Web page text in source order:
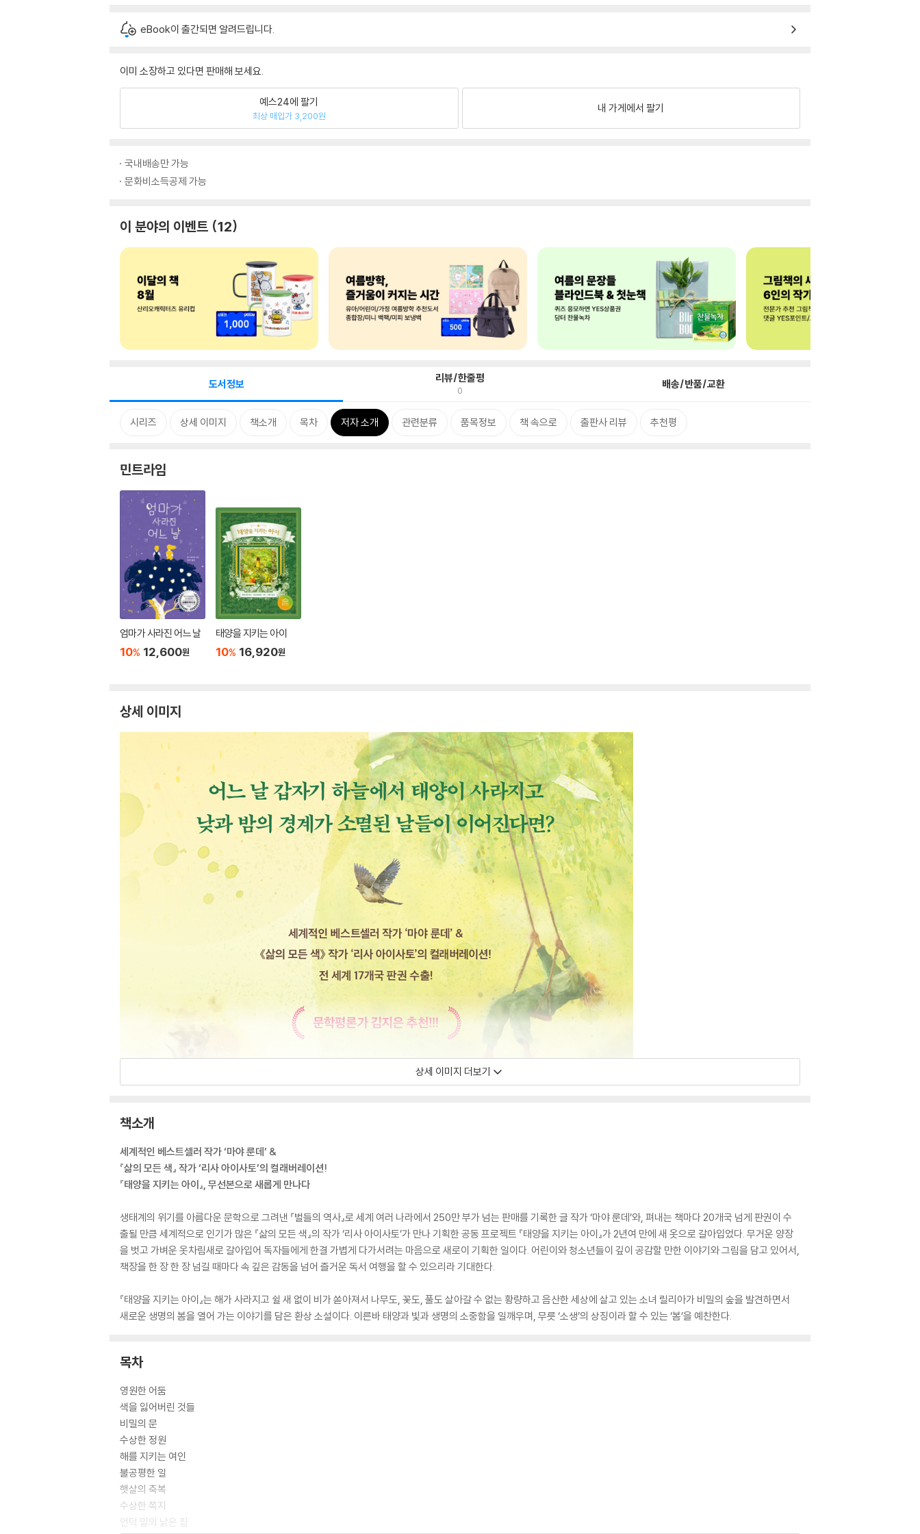
eBook이 출간되면 알려드립니다.
이미 소장하고 있다면 판매해 보세요.
예스24에 팔기
최상 매입가 3,200원
내 가게에서 팔기
국내배송만 가능
문화비소득공제 가능
이 분야의 이벤트 12
도서정보 리뷰/한줄평
0 배송/반품/교환
시리즈 상세 이미지 책소개 목차 저자 소개 관련분류 품목정보 책 속으로 출판사 리뷰 추천평
민트라임
엄마가 사라진 어느 날
10% 12,600원
태양을 지키는 아이
10% 16,920원
상세 이미지
상세 이미지 더보기
책소개
세계적인 베스트셀러 작가 ‘마야 룬데’ &
『삶의 모든 색』 작가 ‘리사 아이사토’의 컬래버레이션!
『태양을 지키는 아이』, 무선본으로 새롭게 만나다
생태계의 위기를 아름다운 문학으로 그려낸 『벌들의 역사』로 세계 여러 나라에서 250만 부가 넘는 판매를 기록한 글 작가 ‘마야 룬데’와, 펴내는 책마다 20개국 넘게 판권이 수
출될 만큼 세계적으로 인기가 많은 『삶의 모든 색』의 작가 ‘리사 아이사토’가 만나 기획한 공동 프로젝트 『태양을 지키는 아이』가 2년여 만에 새 옷으로 갈아입었다. 무거운 양장
을 벗고 가벼운 옷차림새로 갈아입어 독자들에게 한결 가볍게 다가서려는 마음으로 새로이 기획한 일이다. 어린이와 청소년들이 깊이 공감할 만한 이야기와 그림을 담고 있어서,
책장을 한 장 한 장 넘길 때마다 속 깊은 감동을 넘어 즐거운 독서 여행을 할 수 있으리라 기대한다.
『태양을 지키는 아이』는 해가 사라지고 쉴 새 없이 비가 쏟아져서 나무도, 꽃도, 풀도 살아갈 수 없는 황량하고 음산한 세상에 살고 있는 소녀 릴리아가 비밀의 숲을 발견하면서
새로운 생명의 봄을 열어 가는 이야기를 담은 환상 소설이다. 이른바 태양과 빛과 생명의 소중함을 일깨우며, 무릇 ‘소생’의 상징이라 할 수 있는 ‘봄’을 예찬한다.
목차
영원한 어둠
색을 잃어버린 것들
비밀의 문
수상한 정원
해를 지키는 여인
불공평한 일
햇살의 축복
수상한 쪽지
언덕 밑의 낡은 집